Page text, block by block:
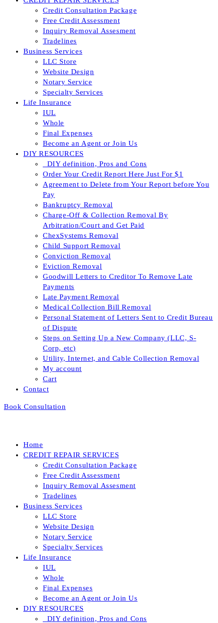
Credit Consultation Package
Free Credit Assessment
Inquiry Removal Assesment
Tradelines
Business Services
LLC Store
Website Design
Notary Service
Specialty Services
Life Insurance
IUL
Whole
Final Expenses
Become an Agent or Join Us
DIY RESOURCES
_DIY definition, Pros and Cons
Order Your Credit Report Here Just For $1
Agreement to Delete from Your Report before You
Pay
Bankruptcy Removal
Charge-Off & Collection Removal By
Arbitration/Court and Get Paid
ChexSystems Removal
Child Support Removal
Conviction Removal
Eviction Removal
Goodwill Letters to Creditor To Remove Late
Payments
Late Payment Removal
Medical Collection Bill Removal
Personal Statement of Letters Sent to Credit Bureau
of Dispute
Steps on Setting Up a New Company (LLC, S-
Corp, etc)
Utility, Internet, and Cable Collection Removal
My account
Cart
Contact
Book Consultation
Home
CREDIT REPAIR SERVICES
Credit Consultation Package
Free Credit Assessment
Inquiry Removal Assesment
Tradelines
Business Services
LLC Store
Website Design
Notary Service
Specialty Services
Life Insurance
IUL
Whole
Final Expenses
Become an Agent or Join Us
DIY RESOURCES
_DIY definition, Pros and Cons